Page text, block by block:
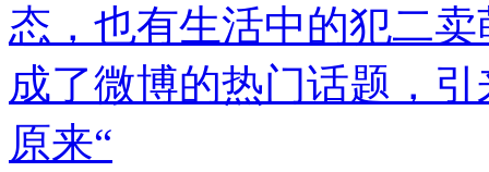
态，也有生活中的犯二
成了微博的热门话题，
原来“